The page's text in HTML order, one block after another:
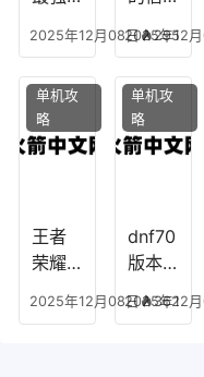
容搭
配，
最强
法师
2025年12月08日 295
物技
能，
勇士
的信
仰宠
个好
2025年12
王者
荣耀S
2025年12月08日 362
单机攻
略
dnf70
版本
药装
2025年12
单机攻
略